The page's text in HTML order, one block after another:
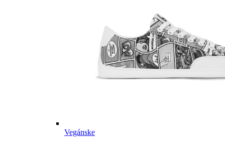
Vegánske